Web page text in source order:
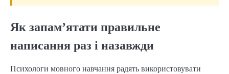
Як запам’ятати правильне
написання раз і назавжди
Психологи мовного навчання радять використовувати